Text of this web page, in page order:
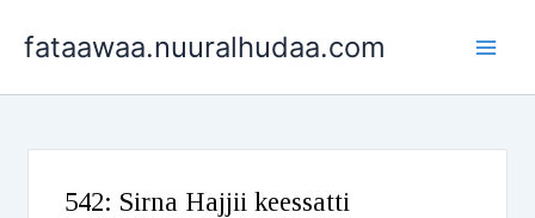
fataawaa.nuuralhudaa.com
542: Sirna Hajjii keessatti